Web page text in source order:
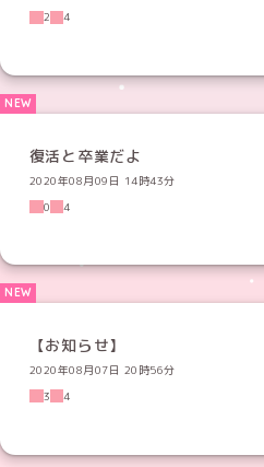
2
4
復活と卒業だよ
2020年08月09日 14時43分
0
4
【お知らせ】
2020年08月07日 20時56分
3
4